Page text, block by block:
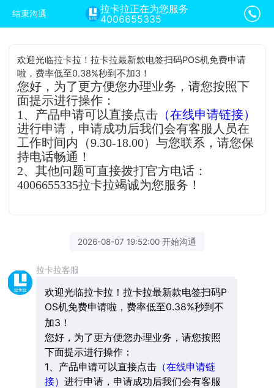
结束沟通
拉卡拉正在为您服务
4006655335
欢迎光临拉卡拉！拉卡拉最新款电签扫码POS机免费申请
啦，费率低至0.38%秒到不加3！
您好，为了更方便您办理业务，请您按照下
面提示进行操作：
1、产品申请可以直接点击 （在线申请链接）
进行申请，申请成功后我们会有客服人员在
工作时间内（9.30-18.00）与您联系，请您保
持电话畅通！
2、其他问题可直接拨打官方电话：
4006655335拉卡拉竭诚为您服务！
2026-08-07 19:52:00 开始沟通
拉卡拉客服
欢迎光临拉卡拉！拉卡拉最新款电签扫码P
OS机免费申请啦，费率低至0.38%秒到不
加3！
您好，为了更方便您办理业务，请您按照
下面提示进行操作：
1、产品申请可以直接点击（在线申请链
接） 进行申请，申请成功后我们会有客服